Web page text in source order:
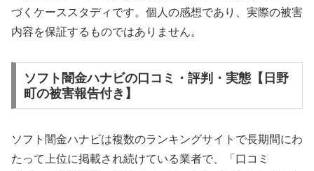
づくケーススタディです。個人の感想であり、実際の被害
内容を保証するものではありません。
ソフト闇金ハナビの口コミ・評判・実態【日野
町の被害報告付き】
ソフト闇金ハナビは複数のランキングサイトで長期間にわ
たって上位に掲載され続けている業者で、「口コミ